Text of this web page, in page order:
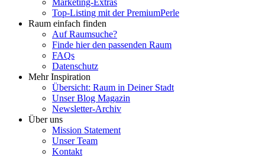
Marketing-Extras
Top-Listing mit der PremiumPerle
Raum einfach finden
Auf Raumsuche?
Finde hier den passenden Raum
FAQs
Datenschutz
Mehr Inspiration
Übersicht: Raum in Deiner Stadt
Unser Blog Magazin
Newsletter-Archiv
Über uns
Mission Statement
Unser Team
Kontakt